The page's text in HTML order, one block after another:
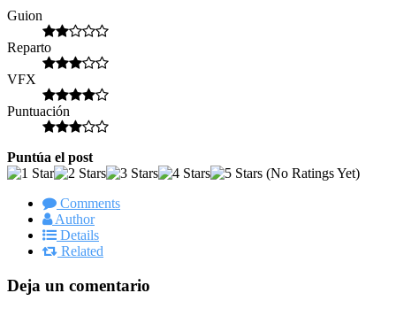
Guion
Reparto
VFX
Puntuación
Puntúa el post
(No Ratings Yet)
Comments
Author
Details
Related
Deja un comentario